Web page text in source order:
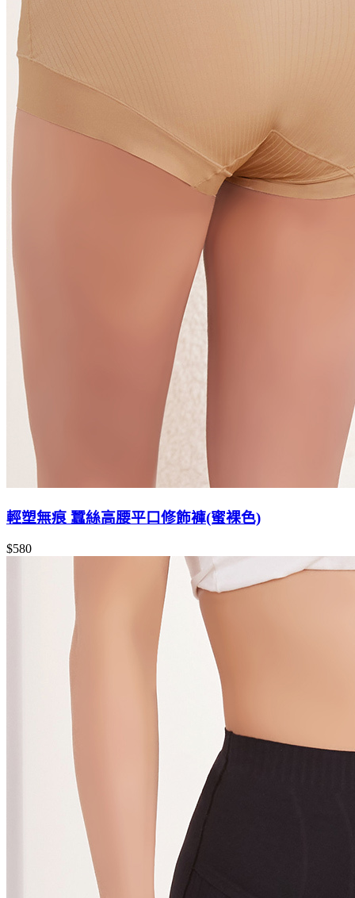
輕塑無痕 蠶絲高腰平口修飾褲(蜜裸色)
$580